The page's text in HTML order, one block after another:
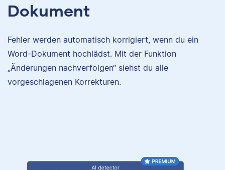
Dokument
Fehler werden automatisch korrigiert, wenn du ein
Word-Dokument hochlädst. Mit der Funktion
„Änderungen nachverfolgen“ siehst du alle
vorgeschlagenen Korrekturen.